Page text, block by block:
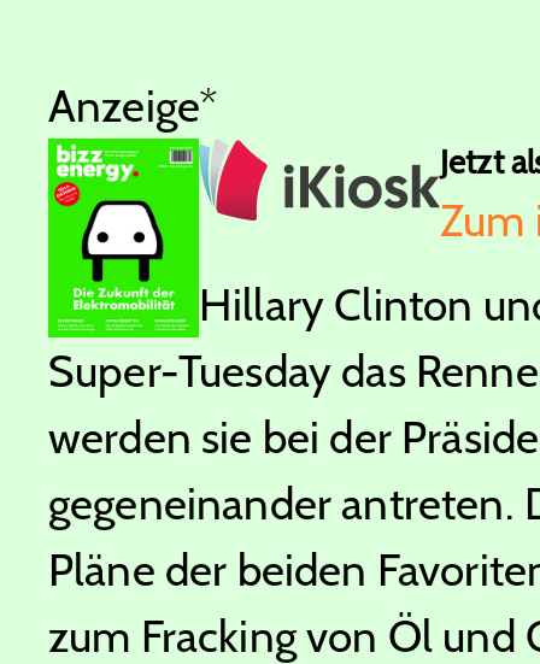
Anzeige*
Jetzt
Zum
Hillary Clinton
Super-Tuesday das
werden sie bei der
gegeneinander antreten.
Pläne der beiden
zum Fracking von Öl und